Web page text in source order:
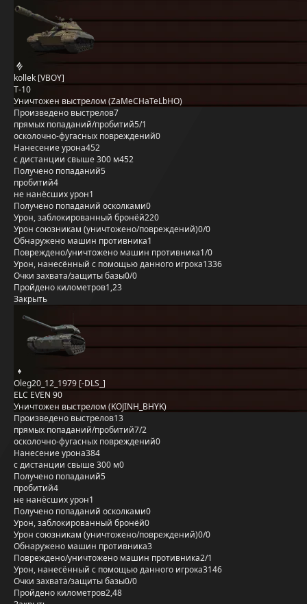
kollek [VBOY]
Т-10
Уничтожен выстрелом (ZaMeCHaTeLbHO)
Произведено выстрелов7
прямых попаданий/пробитий5/1
осколочно-фугасных повреждений0
Нанесение урона452
с дистанции свыше 300 м452
Получено попаданий5
пробитий4
не нанёсших урон1
Получено попаданий осколками0
Урон, заблокированный бронёй220
Урон союзникам (уничтожено/повреждений)0/0
Обнаружено машин противника1
Повреждено/уничтожено машин противника1/0
Урон, нанесённый с помощью данного игрока1336
Очки захвата/защиты базы0/0
Пройдено километров1,23
Закрыть
Oleg20_12_1979 [-DLS_]
ELC EVEN 90
Уничтожен выстрелом (KOJINH_BHYK)
Произведено выстрелов13
прямых попаданий/пробитий7/2
осколочно-фугасных повреждений0
Нанесение урона384
с дистанции свыше 300 м0
Получено попаданий5
пробитий4
не нанёсших урон1
Получено попаданий осколками0
Урон, заблокированный бронёй0
Урон союзникам (уничтожено/повреждений)0/0
Обнаружено машин противника3
Повреждено/уничтожено машин противника2/1
Урон, нанесённый с помощью данного игрока3146
Очки захвата/защиты базы0/0
Пройдено километров2,48